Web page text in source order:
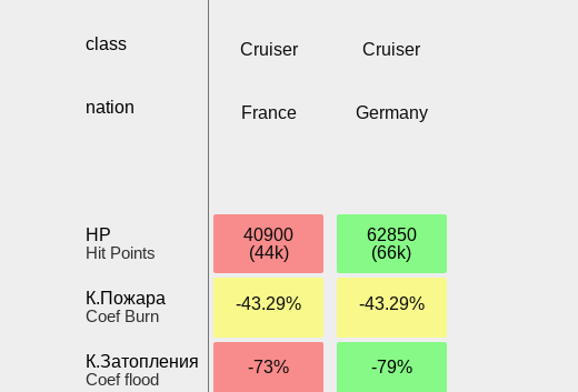
class
nation
HP
Hit Points
К.Пожара
Coef Burn
К.Затопления
Coef flood
Cruiser
France
40900
(44k)
-43.29%
-73%
Cruiser
Germany
62850
(66k)
-43.29%
-79%